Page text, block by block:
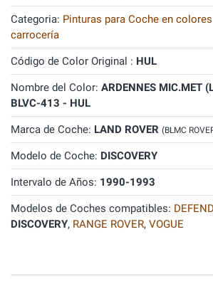
Categoria: Pinturas para Coche en
carrocería
Código de Color Original : HUL
Nombre del Color: ARDENNES MIC.MET
BLVC-413 - HUL
Marca de Coche: LAND ROVER (BLMC
Modelo de Coche: DISCOVERY
Intervalo de Años: 1990-1993
Modelos de Coches compatibles:
DISCOVERY, RANGE ROVER, VOGUE